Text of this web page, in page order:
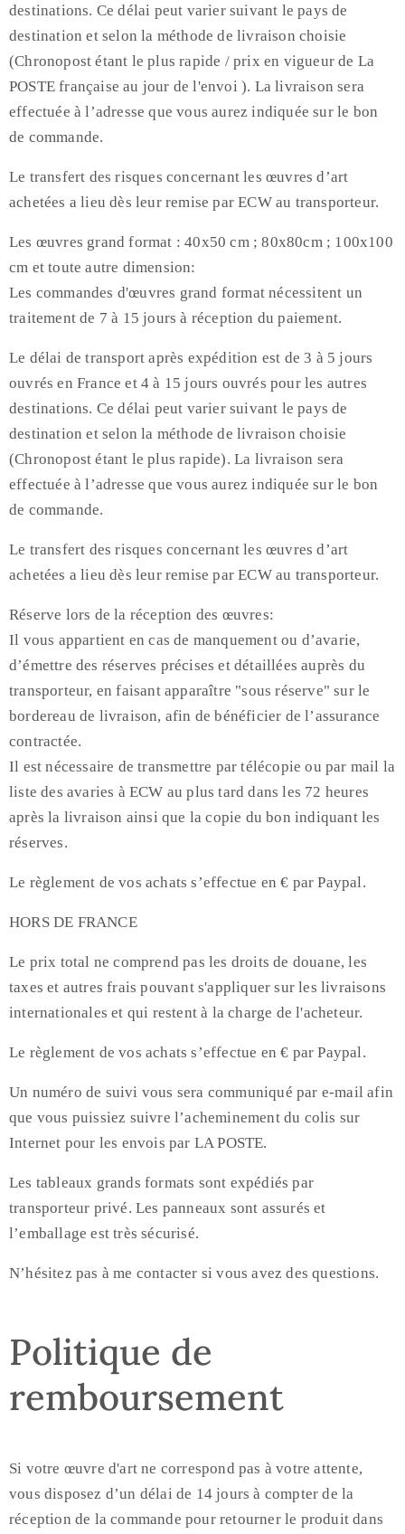
destinations. Ce délai peut varier suivant le pays de
destination et selon la méthode de livraison choisie
(Chronopost étant le plus rapide / prix en vigueur de La
POSTE française au jour de l'envoi ). La livraison sera
effectuée à l’adresse que vous aurez indiquée sur le bon
de commande.
Le transfert des risques concernant les œuvres d’art
achetées a lieu dès leur remise par ECW au transporteur.
Les œuvres grand format : 40x50 cm ; 80x80cm ; 100x100
cm et toute autre dimension:
Les commandes d'œuvres grand format nécessitent un
traitement de 7 à 15 jours à réception du paiement.
Le délai de transport après expédition est de 3 à 5 jours
ouvrés en France et 4 à 15 jours ouvrés pour les autres
destinations. Ce délai peut varier suivant le pays de
destination et selon la méthode de livraison choisie
(Chronopost étant le plus rapide). La livraison sera
effectuée à l’adresse que vous aurez indiquée sur le bon
de commande.
Le transfert des risques concernant les œuvres d’art
achetées a lieu dès leur remise par ECW au transporteur.
Réserve lors de la réception des œuvres:
Il vous appartient en cas de manquement ou d’avarie,
d’émettre des réserves précises et détaillées auprès du
transporteur, en faisant apparaître "sous réserve" sur le
bordereau de livraison, afin de bénéficier de l’assurance
contractée.
Il est nécessaire de transmettre par télécopie ou par mail la
liste des avaries à ECW au plus tard dans les 72 heures
après la livraison ainsi que la copie du bon indiquant les
réserves.
Le règlement de vos achats s’effectue en € par Paypal.
HORS DE FRANCE
Le prix total ne comprend pas les droits de douane, les
taxes et autres frais pouvant s'appliquer sur les livraisons
internationales et qui restent à la charge de l'acheteur.
Le règlement de vos achats s’effectue en € par Paypal.
Un numéro de suivi vous sera communiqué par e-mail afin
que vous puissiez suivre l’acheminement du colis sur
Internet pour les envois par LA POSTE.
Les tableaux grands formats sont expédiés par
transporteur privé. Les panneaux sont assurés et
l’emballage est très sécurisé.
N’hésitez pas à me contacter si vous avez des questions.
Politique de
remboursement
Si votre œuvre d'art ne correspond pas à votre attente,
vous disposez d’un délai de 14 jours à compter de la
réception de la commande pour retourner le produit dans